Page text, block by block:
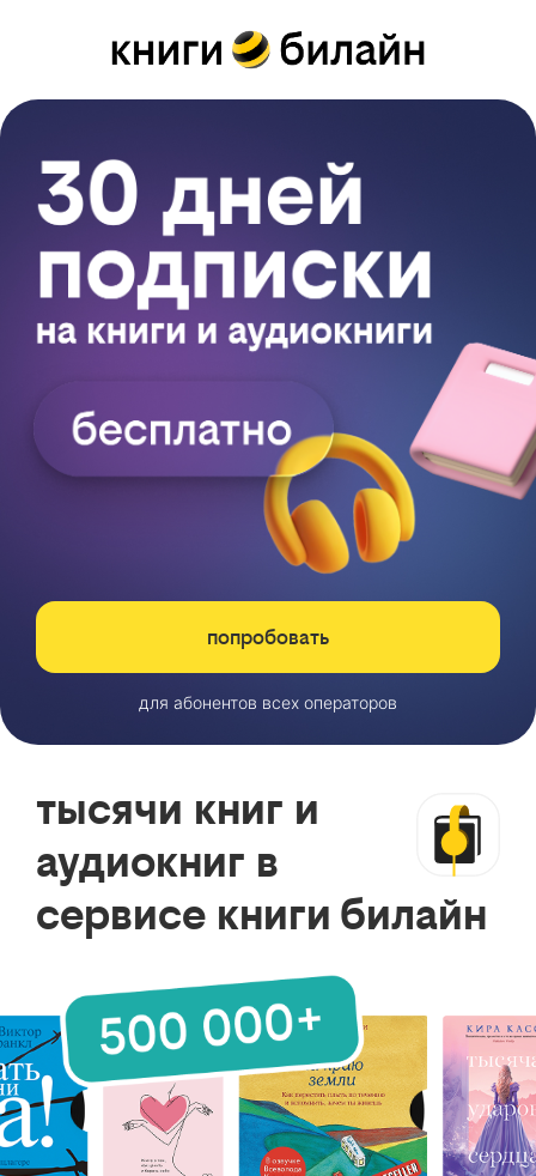
попробовать
для абонентов всех операторов
тысячи книг и
аудиокниг в
сервисе книги билайн